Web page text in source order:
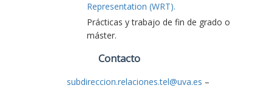
Representation (WRT).
Prácticas y trabajo de fin de grado o
máster.
Contacto
subdireccion.relaciones.tel@uva.es –